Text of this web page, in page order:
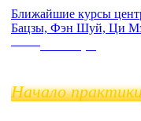
Ближайшие курсы
Бацзы, Фэн Шуй, Ци
Начало